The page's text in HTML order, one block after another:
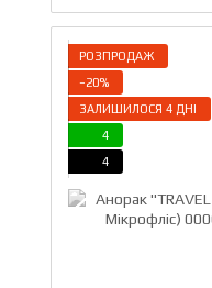
РОЗПРОДАЖ
−20%
ЗАЛИШИЛОСЯ 4 ДНІ
4
4